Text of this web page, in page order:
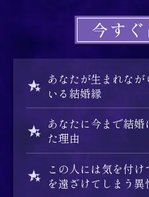
あなたが生まれな
いる結婚縁
あなたに今まで結
た理由
この人には気を付
を遠ざけてしまう異